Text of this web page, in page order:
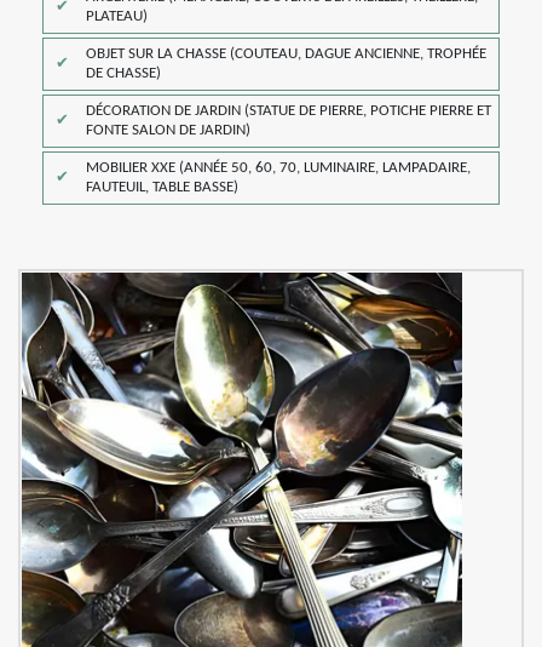
PLATEAU)
OBJET SUR LA CHASSE (COUTEAU, DAGUE ANCIENNE, TROPHÉE
DE CHASSE)
DÉCORATION DE JARDIN (STATUE DE PIERRE, POTICHE PIERRE ET
FONTE SALON DE JARDIN)
MOBILIER XXE (ANNÉE 50, 60, 70, LUMINAIRE, LAMPADAIRE,
FAUTEUIL, TABLE BASSE)